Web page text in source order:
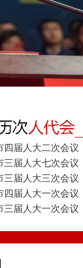
四届人大二次会议
三届人大七次会议
三届人大三次会议
四届人大一次会议
三届人大一次会议